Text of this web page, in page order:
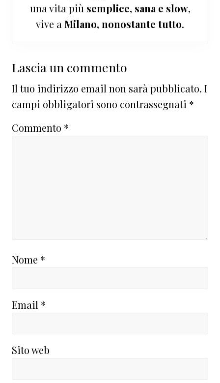
una vita più semplice, sana e slow,
vive a Milano, nonostante tutto.
Interazioni
del
lettore
Lascia un commento
Il tuo indirizzo email non sarà pubblicato. I
campi obbligatori sono contrassegnati *
Commento *
Nome *
Email *
Sito web